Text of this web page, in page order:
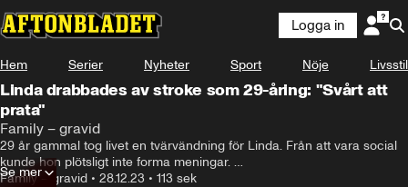
Logga in
Hem Serier Nyheter Sport Nöje Livsstil
Linda drabbades av stroke som 29-åring: "Svårt att
prata"
Family – gravid
29 år gammal tog livet en tvärvändning för Linda. Från att vara social
kunde hon plötsligt inte forma meningar.
I samband med förlossningen drabbades hon av en stroke.
Family – gravid • 28.12.23 • 113 sek
Se mer